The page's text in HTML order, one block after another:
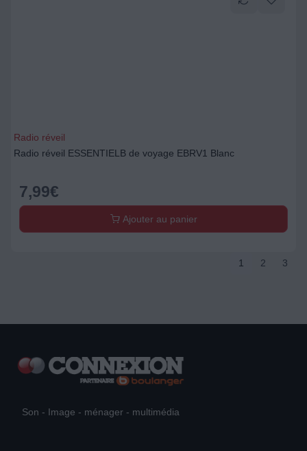
Radio réveil
Radio réveil ESSENTIELB de voyage EBRV1 Blanc
7,99€
Ajouter au panier
1 2 3
Son - Image - ménager - multimédia